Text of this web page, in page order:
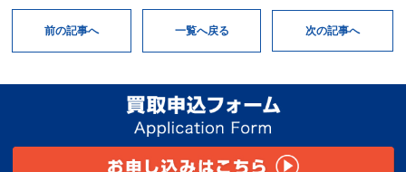
前の記事へ 一覧へ戻る 次の記事へ